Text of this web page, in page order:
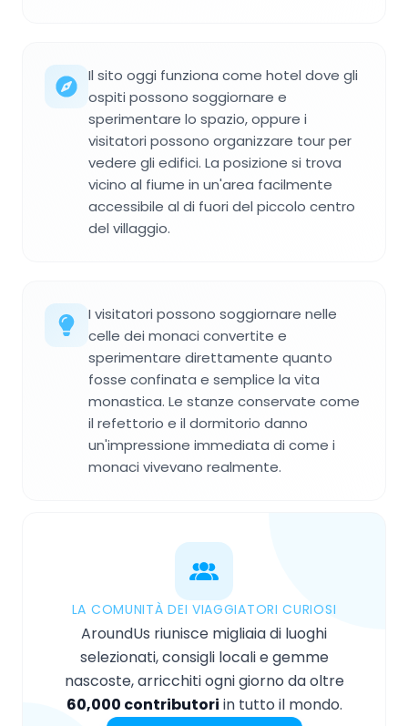
Il sito oggi funziona come hotel dove gli
ospiti possono soggiornare e
sperimentare lo spazio, oppure i
visitatori possono organizzare tour per
vedere gli edifici. La posizione si trova
vicino al fiume in un'area facilmente
accessibile al di fuori del piccolo centro
del villaggio.
I visitatori possono soggiornare nelle
celle dei monaci convertite e
sperimentare direttamente quanto
fosse confinata e semplice la vita
monastica. Le stanze conservate come
il refettorio e il dormitorio danno
un'impressione immediata di come i
monaci vivevano realmente.
LA COMUNITÀ DEI VIAGGIATORI CURIOSI
AroundUs riunisce migliaia di luoghi
selezionati, consigli locali e gemme
nascoste, arricchiti ogni giorno da oltre
60,000 contributori in tutto il mondo.